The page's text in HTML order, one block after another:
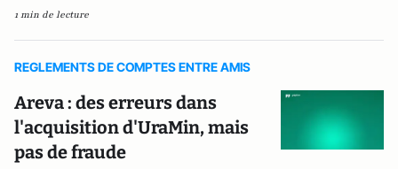
1 min de lecture
REGLEMENTS DE COMPTES ENTRE AMIS
Areva : des erreurs dans
l'acquisition d'UraMin, mais
pas de fraude